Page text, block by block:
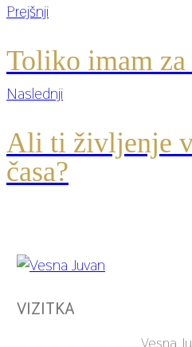
Prejšnji
Toliko imam
Naslednji
Ali ti življenje
časa?
VIZITKA
Vesna